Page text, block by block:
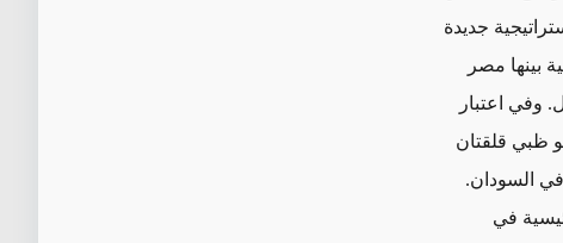
جديدة
بينها مصر
وفي اعتبار
ظبي قلقتان
في السودان.
في